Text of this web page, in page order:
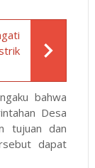
bahwa
Desa
tujuan dan
dapat